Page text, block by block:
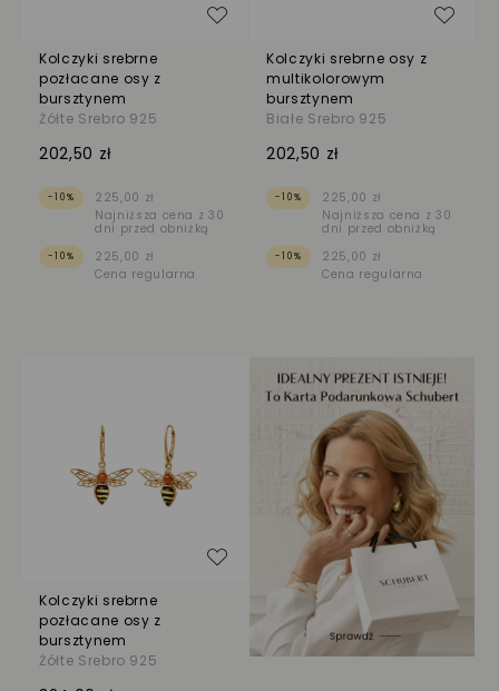
Kolczyki srebrne
pozłacane osy z
bursztynem
Żółte Srebro 925
202,50 zł
-10%
225,00 zł
Najniższa cena z 30
dni przed obniżką
-10%
225,00 zł
Cena regularna
Dodaj do listy życzeń
Kolczyki srebrne osy z
multikolorowym
bursztynem
Białe Srebro 925
202,50 zł
-10%
225,00 zł
Najniższa cena z 30
dni przed obniżką
-10%
225,00 zł
Cena regularna
Kolczyki srebrne
pozłacane osy z
bursztynem
Żółte Srebro 925
Dodaj do listy życzeń